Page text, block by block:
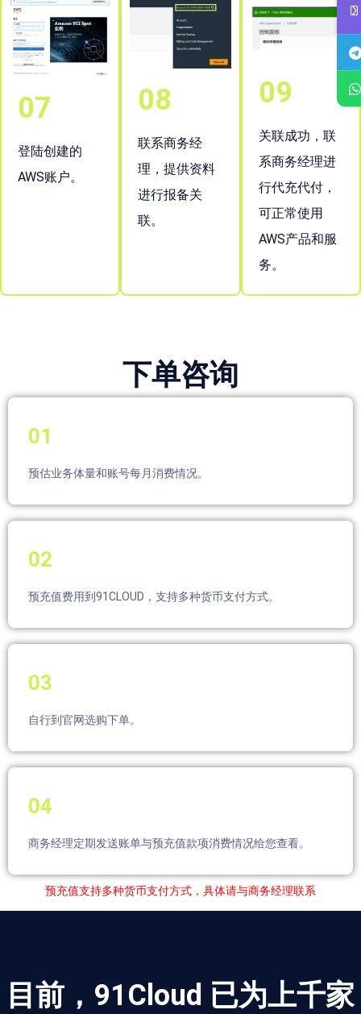
07
登陆创建的
AWS账户。
08
联系商务经
理，提供资料
进行报备关
联。
09
关联成功，联
系商务经理进
行代充代付，
可正常使用
AWS产品和服
务。
下单咨询
01
预估业务体量和账号每月消费情况。
02
预充值费用到91CLOUD，支持多种货币支付方式。
03
自行到官网选购下单。
04
商务经理定期发送账单与预充值款项消费情况给您查看。
预充值支持多种货币支付方式，具体请与商务经理联系
目前，91Cloud 已为上千家